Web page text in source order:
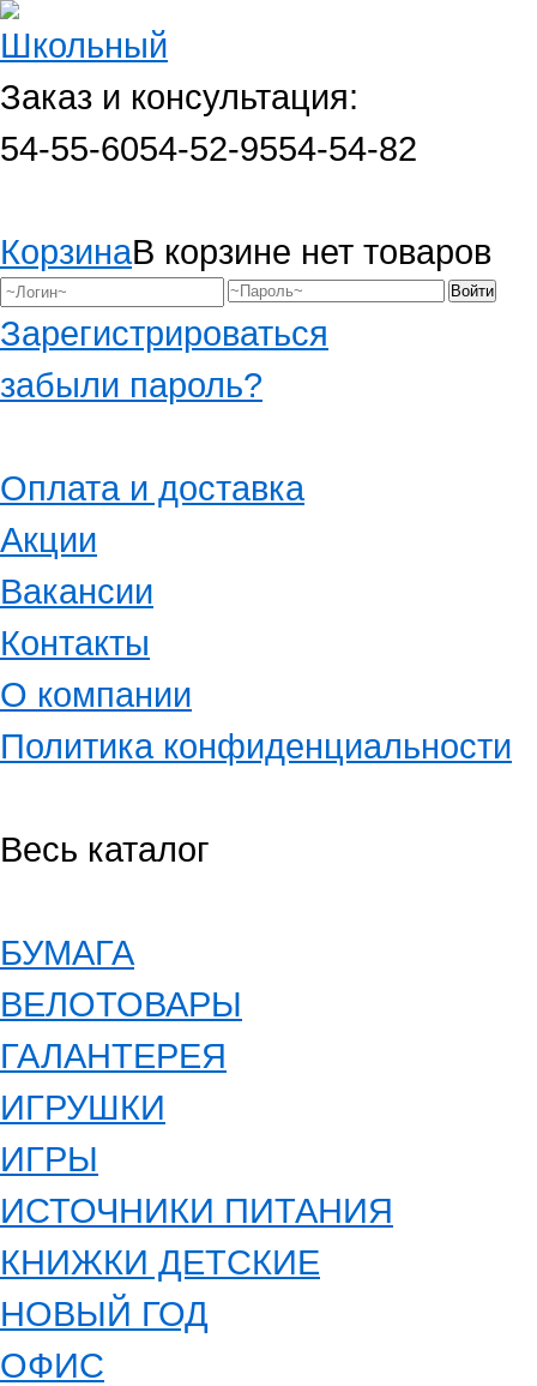
Заказ и консультация:
54-55-6054-52-9554-54-82
КорзинаВ корзине нет товаров
Зарегистрироваться
забыли пароль?
Оплата и доставка
Акции
Вакансии
Контакты
О компании
Политика конфиденциальности
Весь каталог
БУМАГА
ВЕЛОТОВАРЫ
ГАЛАНТЕРЕЯ
ИГРУШКИ
ИГРЫ
ИСТОЧНИКИ ПИТАНИЯ
КНИЖКИ ДЕТСКИЕ
НОВЫЙ ГОД
ОФИС